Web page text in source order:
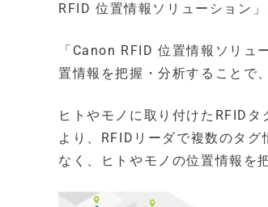
RFID 位置情報ソリューション
「Canon RFID 位置情報ソリュ
置情報を把握・分析することで
ヒトやモノに取り付けたRFID
より、RFIDリーダで複数のタ
なく、ヒトやモノの位置情報を